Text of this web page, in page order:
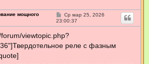
мощного
С
о
о
щ
е
Ср мар 25, 2026
23:00:37
viewtopic.php?
реле с фазным